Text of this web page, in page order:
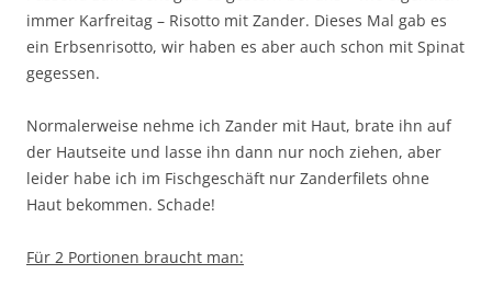
immer Karfreitag – Risotto mit Zander. Dieses Mal gab es
ein Erbsenrisotto, wir haben es aber auch schon mit Spinat
gegessen.
Normalerweise nehme ich Zander mit Haut, brate ihn auf
der Hautseite und lasse ihn dann nur noch ziehen, aber
leider habe ich im Fischgeschäft nur Zanderfilets ohne
Haut bekommen. Schade!
Für 2 Portionen braucht man: